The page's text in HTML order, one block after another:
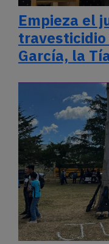
Empieza el
travesticidio
García, la